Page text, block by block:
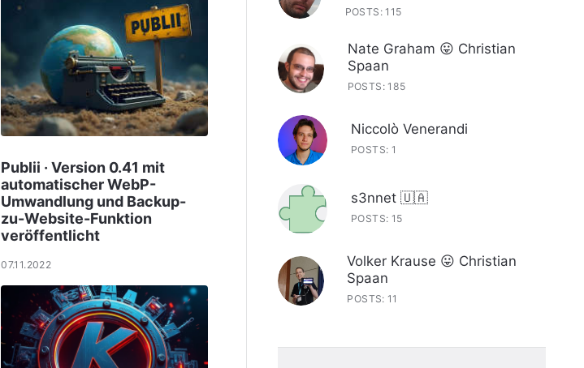
Publii · Version 0.41 mit
automatischer WebP-
Umwandlung und Backup-
zu-Website-Funktion
veröffentlicht
07.11.2022
POSTS: 115
Nate Graham 😛 Christian
Spaan
POSTS: 185
Niccolò Venerandi
POSTS: 1
s3nnet 🇺🇦
POSTS: 15
Volker Krause 😛 Christian
Spaan
POSTS: 11